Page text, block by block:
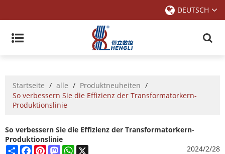
DEUTSCH
Startseite / alle / Produktneuheiten /
So verbessern Sie die Effizienz der Transformatorkern-
Produktionslinie
So verbessern Sie die Effizienz der Transformatorkern-
Produktionslinie
ShareFacebook
PinterestMastodonWhatsApp 2024/2/28